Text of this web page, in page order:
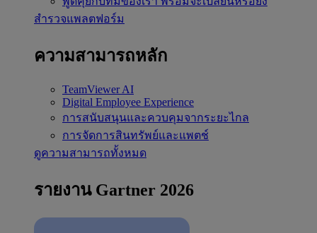
สำรวจแพลตฟอร์ม
ความสามารถหลัก
TeamViewer AI
Digital Employee Experience
การสนับสนุนและควบคุมจากระยะไกล
การจัดการสินทรัพย์และแพตช์
ดูความสามารถทั้งหมด
รายงาน Gartner 2026